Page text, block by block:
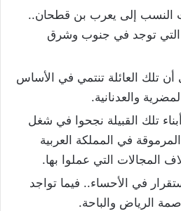
النسب إلى يعرب بن قطحان..
التي توجد في جنوب وشرق
أن تلك العائلة تنتمي في الأساس
والعدنانية.
تلك القبيلة نجحوا في شغل
في المملكة العربية
المجالات التي عملوا بها.
في الأحساء.. فيما تواجد
الرياض والباحة.